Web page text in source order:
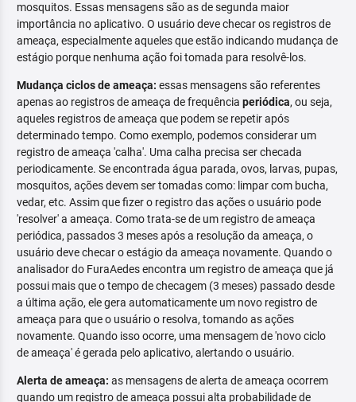
mosquitos. Essas mensagens são as de segunda maior
importância no aplicativo. O usuário deve checar os registros de
ameaça, especialmente aqueles que estão indicando mudança de
estágio porque nenhuma ação foi tomada para resolvê-los.
Mudança ciclos de ameaça: essas mensagens são referentes
apenas ao registros de ameaça de frequência periódica, ou seja,
aqueles registros de ameaça que podem se repetir após
determinado tempo. Como exemplo, podemos considerar um
registro de ameaça 'calha'. Uma calha precisa ser checada
periodicamente. Se encontrada água parada, ovos, larvas, pupas,
mosquitos, ações devem ser tomadas como: limpar com bucha,
vedar, etc. Assim que fizer o registro das ações o usuário pode
'resolver' a ameaça. Como trata-se de um registro de ameaça
periódica, passados 3 meses após a resolução da ameaça, o
usuário deve checar o estágio da ameaça novamente. Quando o
analisador do FuraAedes encontra um registro de ameaça que já
possui mais que o tempo de checagem (3 meses) passado desde
a última ação, ele gera automaticamente um novo registro de
ameaça para que o usuário o resolva, tomando as ações
novamente. Quando isso ocorre, uma mensagem de 'novo ciclo
de ameaça' é gerada pelo aplicativo, alertando o usuário.
Alerta de ameaça: as mensagens de alerta de ameaça ocorrem
quando um registro de ameaça possui alta probabilidade de